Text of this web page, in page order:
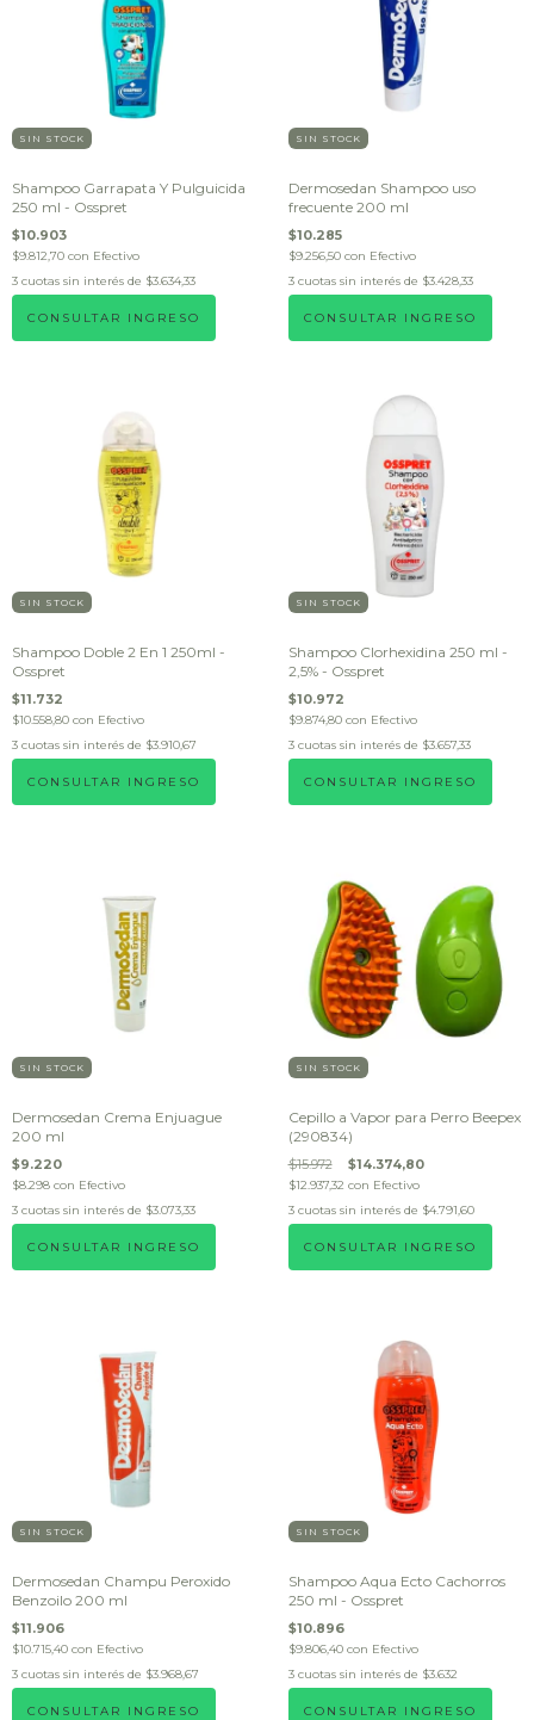
SIN STOCK
Shampoo Garrapata Y Pulguicida
250 ml - Osspret
$10.903
$9.812,70 con Efectivo
3 cuotas sin interés de $3.634,33
CONSULTAR INGRESO
SIN STOCK
Dermosedan Shampoo uso
frecuente 200 ml
$10.285
$9.256,50 con Efectivo
3 cuotas sin interés de $3.428,33
CONSULTAR INGRESO
SIN STOCK
Shampoo Doble 2 En 1 250ml -
Osspret
$11.732
$10.558,80 con Efectivo
3 cuotas sin interés de $3.910,67
CONSULTAR INGRESO
SIN STOCK
Shampoo Clorhexidina 250 ml -
2,5% - Osspret
$10.972
$9.874,80 con Efectivo
3 cuotas sin interés de $3.657,33
CONSULTAR INGRESO
SIN STOCK
Dermosedan Crema Enjuague
200 ml
$9.220
$8.298 con Efectivo
3 cuotas sin interés de $3.073,33
CONSULTAR INGRESO
SIN STOCK
Cepillo a Vapor para Perro Beepex
(290834)
$15.972 $14.374,80
$12.937,32 con Efectivo
3 cuotas sin interés de $4.791,60
CONSULTAR INGRESO
SIN STOCK
Dermosedan Champu Peroxido
Benzoilo 200 ml
$11.906
$10.715,40 con Efectivo
3 cuotas sin interés de $3.968,67
CONSULTAR INGRESO
SIN STOCK
Shampoo Aqua Ecto Cachorros
250 ml - Osspret
$10.896
$9.806,40 con Efectivo
3 cuotas sin interés de $3.632
CONSULTAR INGRESO